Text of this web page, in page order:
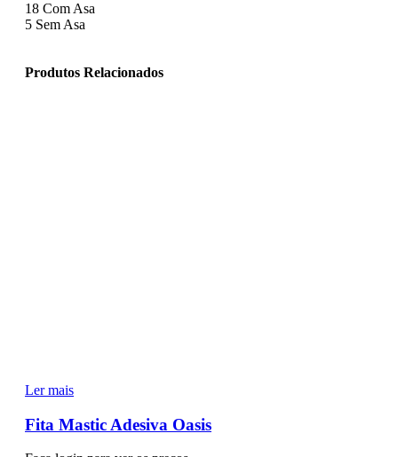
18 Com Asa
5 Sem Asa
Produtos Relacionados
Ler mais
Fita Mastic Adesiva Oasis